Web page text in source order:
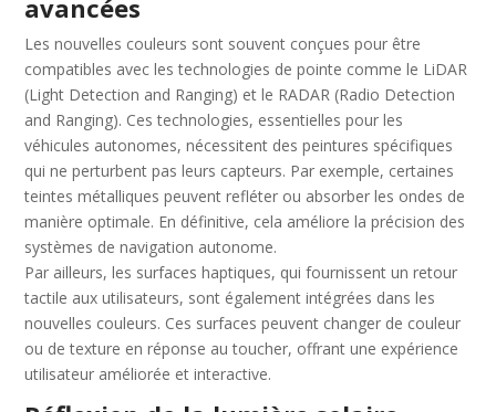
avancées
Les nouvelles couleurs sont souvent conçues pour être
compatibles avec les technologies de pointe comme le LiDAR
(Light Detection and Ranging) et le RADAR (Radio Detection
and Ranging). Ces technologies, essentielles pour les
véhicules autonomes, nécessitent des peintures spécifiques
qui ne perturbent pas leurs capteurs. Par exemple, certaines
teintes métalliques peuvent refléter ou absorber les ondes de
manière optimale. En définitive, cela améliore la précision des
systèmes de navigation autonome.
Par ailleurs, les surfaces haptiques, qui fournissent un retour
tactile aux utilisateurs, sont également intégrées dans les
nouvelles couleurs. Ces surfaces peuvent changer de couleur
ou de texture en réponse au toucher, offrant une expérience
utilisateur améliorée et interactive.